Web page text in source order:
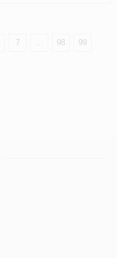
7 98
99